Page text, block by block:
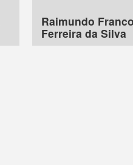
Raimundo
Ferreira da Silva